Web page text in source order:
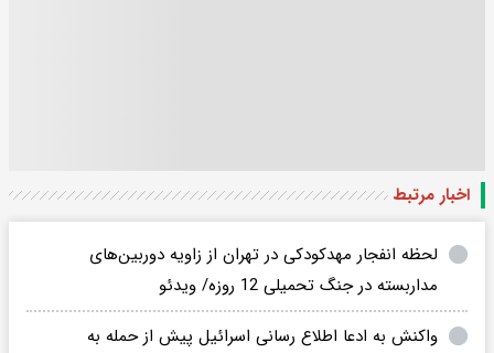
اخبار مرتبط
لحظه انفجار مهدکودکی در تهران از زاویه دوربین‌های
مداربسته در جنگ تحمیلی 12 روزه/ ویدئو
واکنش به ادعا اطلاع رسانی اسرائیل پیش از حمله به